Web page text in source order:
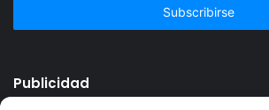
Publicidad